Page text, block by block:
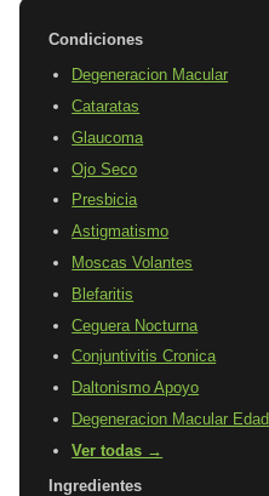
Condiciones
Degeneracion Macular
Cataratas
Glaucoma
Ojo Seco
Presbicia
Astigmatismo
Moscas Volantes
Blefaritis
Ceguera Nocturna
Conjuntivitis Cronica
Daltonismo Apoyo
Degeneracion Macular Edad
Ver todas →
Ingredientes